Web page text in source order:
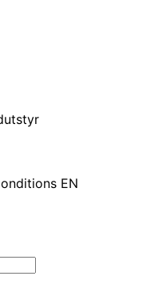
EN